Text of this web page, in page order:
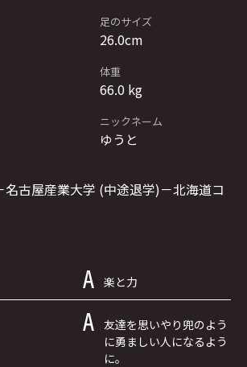
足のサイズ
26.0cm
体重
66.0 kg
ニックネーム
ゆうと
名古屋産業大学 (中途退学)－北海道コ
楽と力
友達を思いやり兜のよう
に勇ましい人になるよう
に。